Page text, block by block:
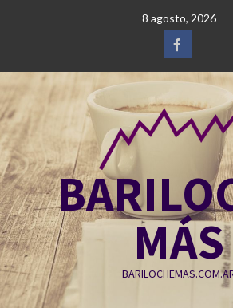
8 agosto, 2026
Facebook
MÁS